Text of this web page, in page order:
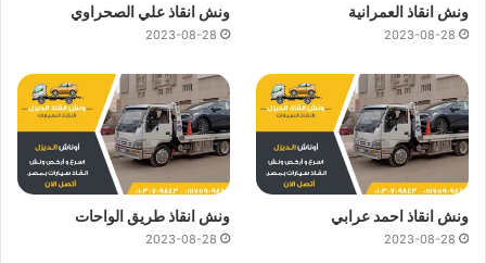
ونش انقاذ العمرانية
2023-08-28
ونش انقاذ علي الصحراوي
2023-08-28
ونش انقاذ احمد عرابي
2023-08-28
ونش انقاذ طريق الواحات
2023-08-28